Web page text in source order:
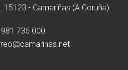
15123 - Camariñas (A Coruña)
981 736 000